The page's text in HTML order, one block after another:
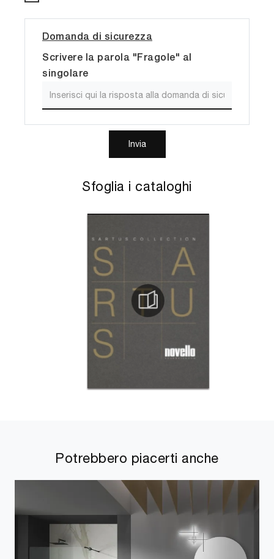
Sfoglia i cataloghi
Domanda di sicurezza
Scrivere la parola "Fragole" al
singolare
Invia
Potrebbero piacerti anche